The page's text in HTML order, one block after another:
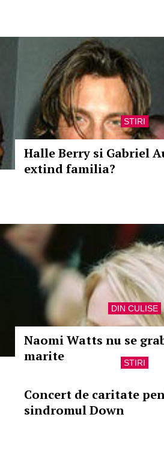
STIRI
Halle Berry si Gabriel
extind familia?
DIN CULISE
Naomi Watts nu se
marite
STIRI
Concert de caritate
sindromul Down